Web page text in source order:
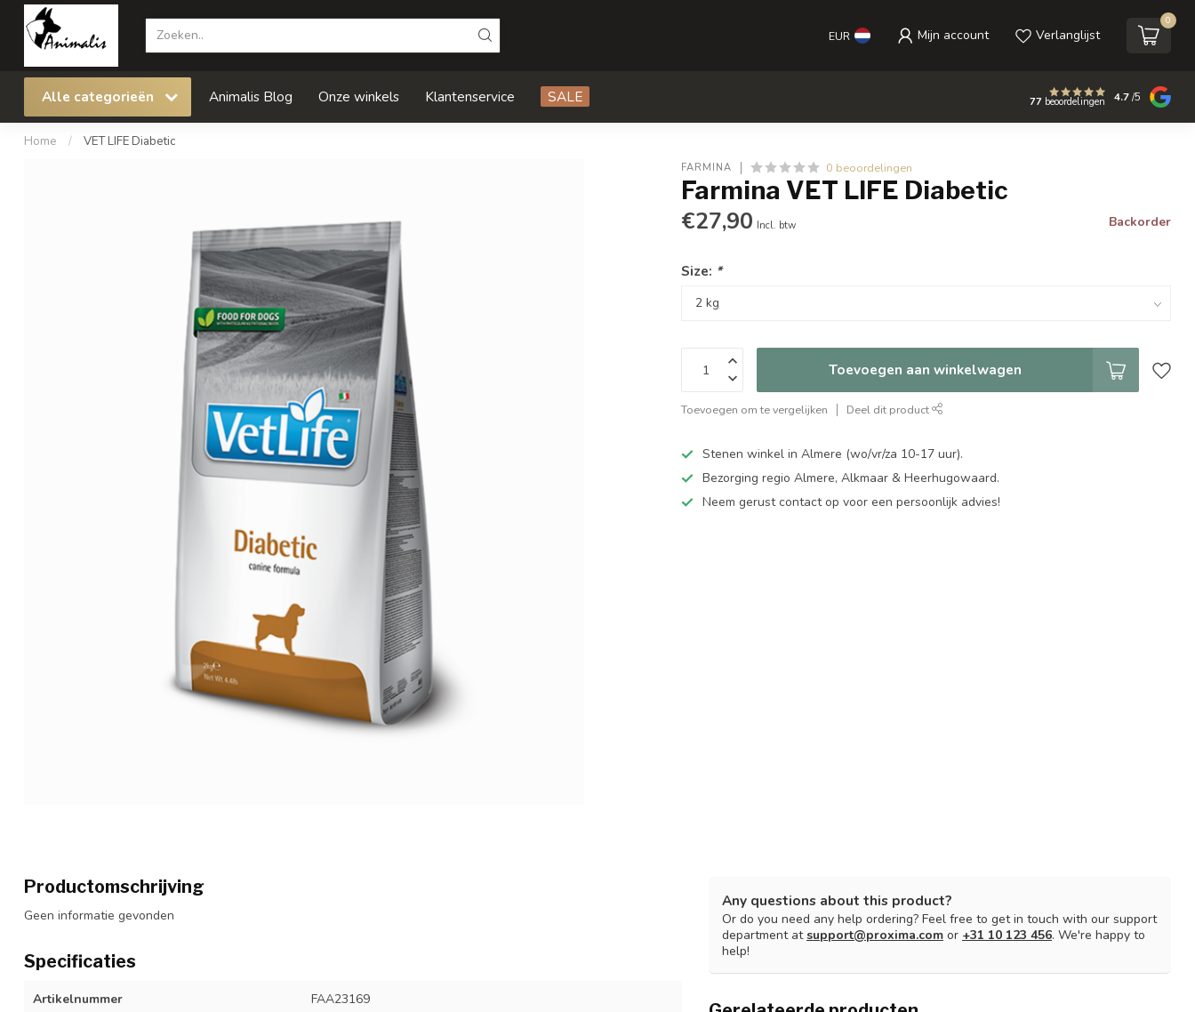
EUR Mijn account Verlanglijst
0
Alle categorieën Animalis Blog Onze winkels Klantenservice SALE 77 beoordelingen 4.7/5
Home / VET LIFE Diabetic
FARMINA 0 beoordelingen
Farmina VET LIFE Diabetic
€27,90 Incl. btw Backorder
Size: *
Toevoegen aan winkelwagen
Toevoegen om te vergelijken Deel dit product
Stenen winkel in Almere (wo/vr/za 10-17 uur).
Bezorging regio Almere, Alkmaar & Heerhugowaard.
Neem gerust contact op voor een persoonlijk advies!
Productomschrijving
Geen informatie gevonden
Specificaties
Artikelnummer FAA23169
Any questions about this product?
Or do you need any help ordering? Feel free to get in touch with our support
department atsupport@proxima.com or +31 10 123 456. We're happy to
help!